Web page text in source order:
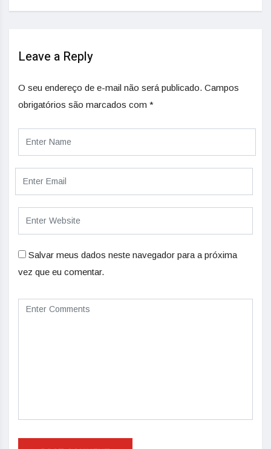
Leave a Reply
O seu endereço de e-mail não será publicado. Campos
obrigatórios são marcados com *
Salvar meus dados neste navegador para a próxima
vez que eu comentar.